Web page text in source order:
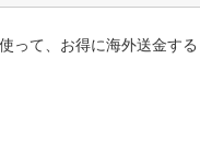
って、お得に海外送金する